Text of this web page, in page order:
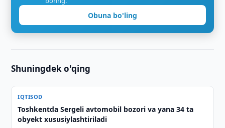
Obuna bo'ling
Shuningdek o'qing
IQTISOD
Toshkentda Sergeli avtomobil bozori va yana 34 ta
obyekt xususiylashtiriladi